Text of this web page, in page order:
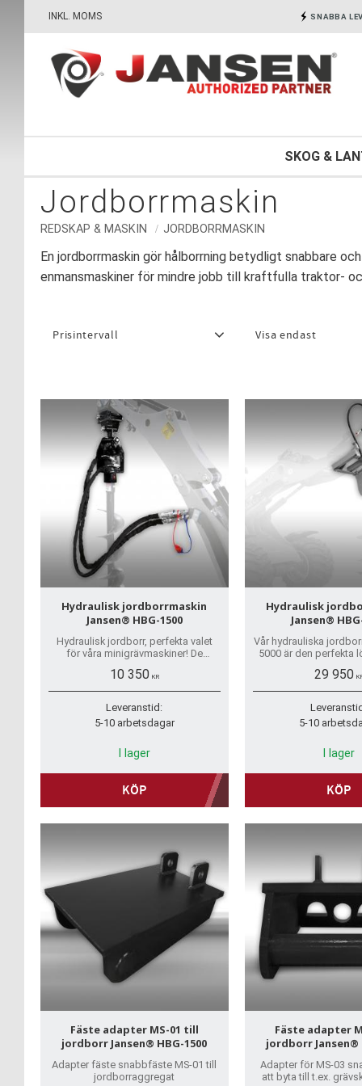
INKL. MOMS SNABBA
SKOG &
Jordborrmaskin
REDSKAP & MASKIN JORDBORRMASKIN
En jordborrmaskin gör hålborrning betydligt snabbare
enmansmaskiner för mindre jobb till kraftfulla traktor-
Prisintervall Visa endast
Hydraulisk jordborrmaskin
Jansen® HBG-1500
Hydraulisk jordborr, perfekta valet
för våra minigrävmaskiner! De
till 600mm finns att köpa till i
webbutiken.
10 350KR
Leveranstid:
5-10 arbetsdagar
I lager
KÖP
Hydraulisk
Jansen®
Vår hydrauliska
5000 är den perfekta
29 950
5-10
I lager
KÖP
Fäste adapter MS-01 till
jordborr Jansen® HBG-1500
Adapter fäste snabbfäste MS-01 till
jordborraggregat
Fäste adapter
jordborr Jansen®
Adapter för MS-03
att byta till t.ex.